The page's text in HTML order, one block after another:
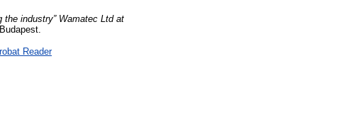
the industry” Wamatec Ltd at
Reader